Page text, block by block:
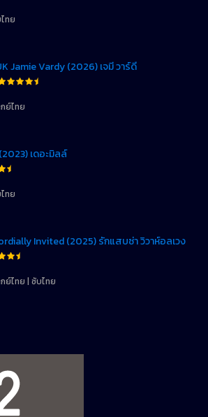
ทย
Jamie Vardy (2026) เจมี่ วาร์ดี้
ย์ไทย
เดอะมิลล์
ทย
Invited (2025) รักแสบซ่า วิวาห์อลเวง
ย์ไทย | ซับไทย